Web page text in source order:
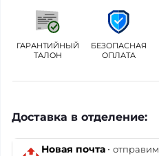
ГАРАНТИЙНЫЙ
ТАЛОН
БЕЗОПАСНАЯ
ОПЛАТА
Доставка в отделение:
Новая почта · отправим